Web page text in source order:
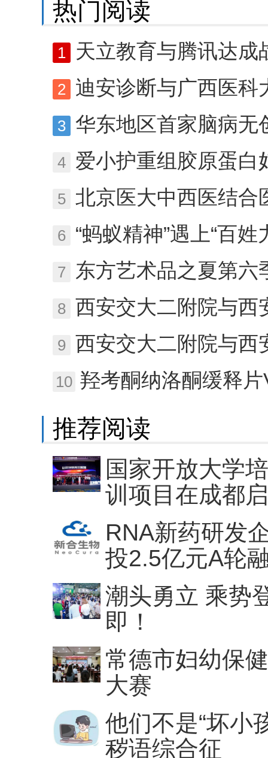
热门阅读
1 天立教育与腾讯达成
2 迪安诊断与广西医科大学达
3 华东地区首家脑病无创诊疗中
4 爱小护重组胶原蛋白妇科凝胶：阴道
5 北京医大中西医结合医院精神科杨小
6 “蚂蚁精神”遇上“百姓力量”
7 东方艺术品之夏第六季
8 西安交大二附院与西安凤城医
9 西安交大二附院与西安凤城医
10 羟考酮纳洛酮缓释片VS 羟
推荐阅读
国家开放大学
训项目在成都
RNA新药研发
投2.5亿元A轮
潮头勇立 乘势
即！
常德市妇幼保
大赛
他们不是“坏小
秽语综合征